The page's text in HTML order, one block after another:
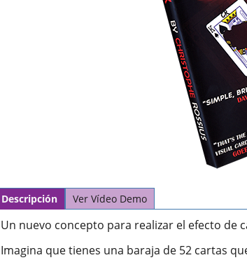
Descripción Ver Vídeo Demo
Un nuevo concepto para realizar el efecto de
Imagina que tienes una baraja de 52 cartas